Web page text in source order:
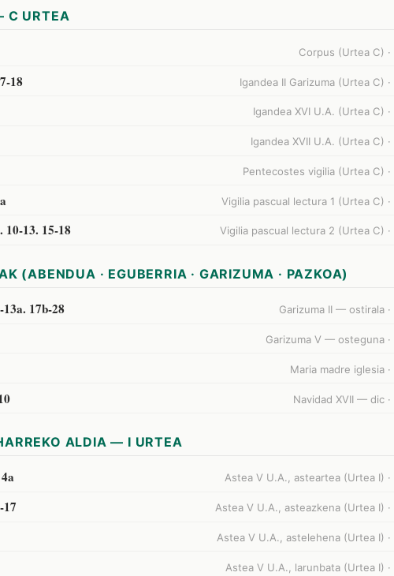
C URTEA
Corpus (Urtea C) ·
18 Igandea II Garizuma (Urtea C) ·
Igandea XVI U.A. (Urtea C) ·
Igandea XVII U.A. (Urtea C) ·
Pentecostes vigilia (Urtea C) ·
Vigilia pascual lectura 1 (Urtea C) ·
10-13. 15-18 Vigilia pascual lectura 2 (Urtea C) ·
(ABENDUA · EGUBERRIA · GARIZUMA · PAZKOA)
17b-28 Garizuma II — ostirala ·
Garizuma V — osteguna ·
Maria madre iglesia ·
Navidad XVII — dic ·
ALDIA — I URTEA
Astea V U.A., asteartea (Urtea I) ·
17 Astea V U.A., asteazkena (Urtea I) ·
Astea V U.A., astelehena (Urtea I) ·
Astea V U.A., larunbata (Urtea I) ·